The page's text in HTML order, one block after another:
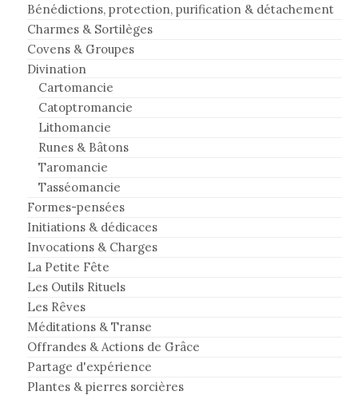
Bénédictions, protection, purification & détachement
Charmes & Sortilèges
Covens & Groupes
Divination
Cartomancie
Catoptromancie
Lithomancie
Runes & Bâtons
Taromancie
Tasséomancie
Formes-pensées
Initiations & dédicaces
Invocations & Charges
La Petite Fête
Les Outils Rituels
Les Rêves
Méditations & Transe
Offrandes & Actions de Grâce
Partage d'expérience
Plantes & pierres sorcières